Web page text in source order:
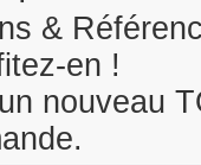
&
en !
nouveau